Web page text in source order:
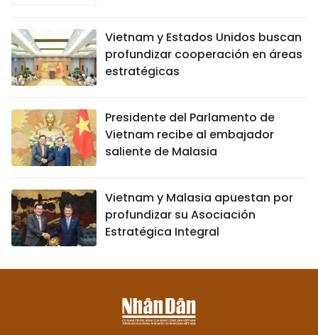
Vietnam y Estados Unidos buscan
profundizar cooperación en áreas
estratégicas
Presidente del Parlamento de
Vietnam recibe al embajador
saliente de Malasia
Vietnam y Malasia apuestan por
profundizar su Asociación
Estratégica Integral